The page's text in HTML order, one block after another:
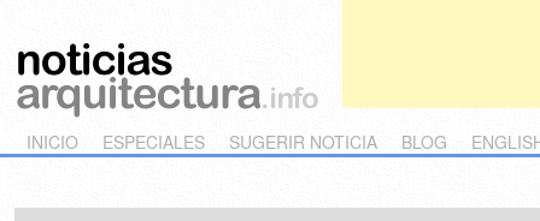
Main menu
Skip to primary content
Skip to secondary content
INICIO ESPECIALES SUGERIR NOTICIA BLOG